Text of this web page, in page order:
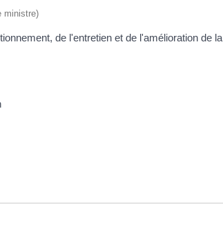
ministre)
de l'entretien et de l'amélioration de la